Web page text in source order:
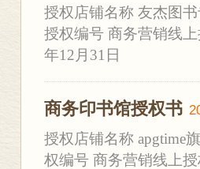
授权店铺名称 友杰图
授权编号 商务营销线
年12月31日
商务印书馆授权书
授权店铺名称 apgtime
权编号 商务营销线上